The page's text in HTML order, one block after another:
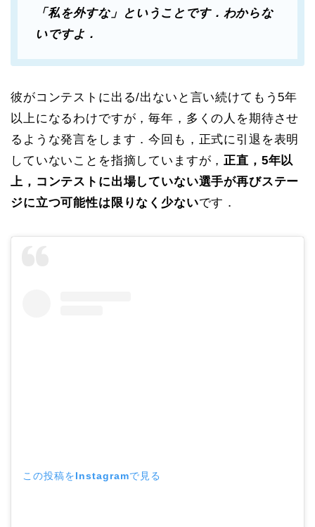
「私を外すな」ということです．わからな
いですよ．
彼がコンテストに出る/出ないと言い続けてもう5年
以上になるわけですが，毎年，多くの人を期待させ
るような発言をします．今回も，正式に引退を表明
していないことを指摘していますが， 正直，5年以
上，コンテストに出場していない選手が再びステー
ジに立つ可能性は限りなく少ないです．
この投稿をInstagramで見る